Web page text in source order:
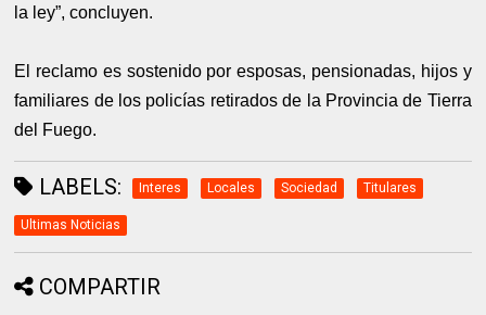
la ley”, concluyen.
El reclamo es sostenido por esposas, pensionadas, hijos y
familiares de los policías retirados de la Provincia de Tierra
del Fuego.
LABELS: Interes Locales Sociedad Titulares
Ultimas Noticias
COMPARTIR